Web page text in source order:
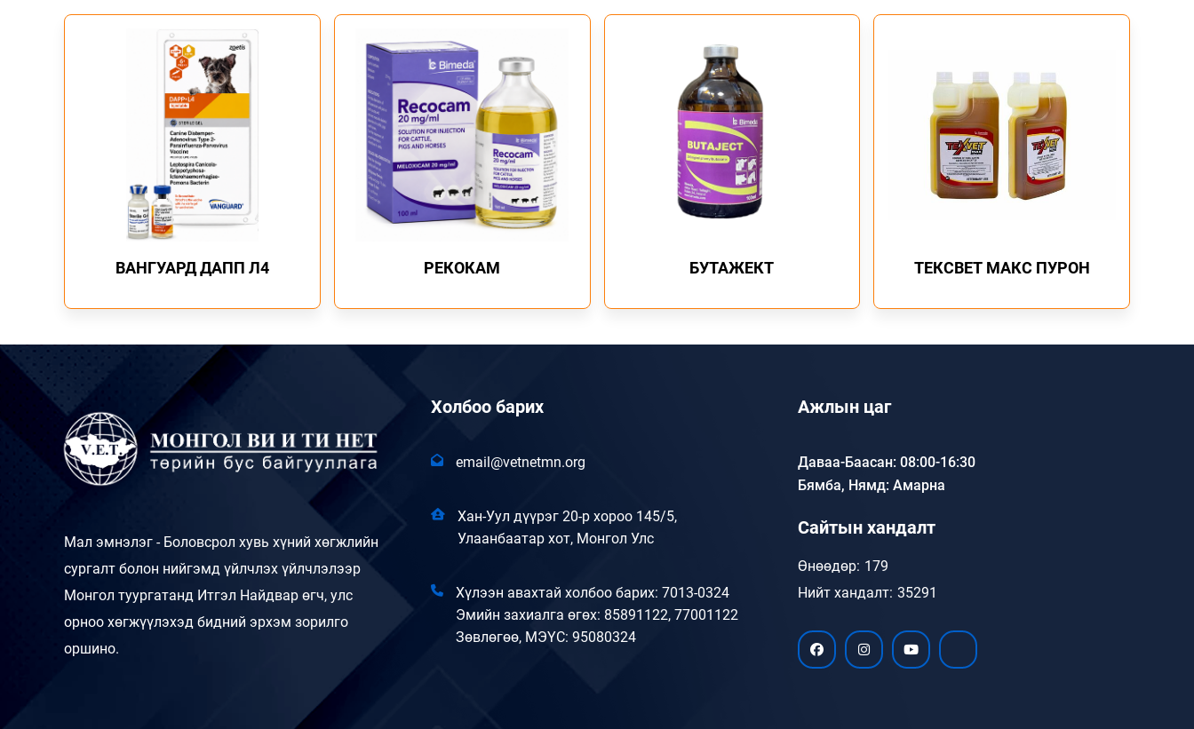
арьсан дээр эмийн бодис хүрвэл даруй усаар угаана.
ЗӨВХӨН МАЛ АМЬТНЫ ЭМЧИЛГЭЭНД ХЭРЭГЛЭНЭ.
Үйлдвэрлэгчийн нэр, албан ёсны хаяг: “БИМЕДА”, Ирланд улс
ВАНГУАРД ДАПП Л4 РЕКОКАМ БУТАЖЕКТ ТЕКСВЕТ МАКС ПУРОН
Мал эмнэлэг - Боловсрол хувь хүний хөгжлийн
сургалт болон нийгэмд үйлчлэх үйлчлэлээр
Монгол туургатанд Итгэл Найдвар өгч, улс
орноо хөгжүүлэхэд бидний эрхэм зорилго
оршино.
Холбоо барих
email@vetnetmn.org
Хан-Уул дүүрэг 20-р хороо 145/5,
Улаанбаатар хот, Монгол Улс
Хүлээн авахтай холбоо барих: 7013-0324
Эмийн захиалга өгөх: 85891122, 77001122
Зөвлөгөө, МЭҮС: 95080324
Ажлын цаг
Даваа-Баасан: 08:00-16:30
Бямба, Нямд: Амарна
Сайтын хандалт
Өнөөдөр: 179
Нийт хандалт: 35291